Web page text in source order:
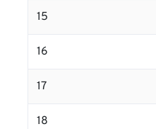
15
16
17
18